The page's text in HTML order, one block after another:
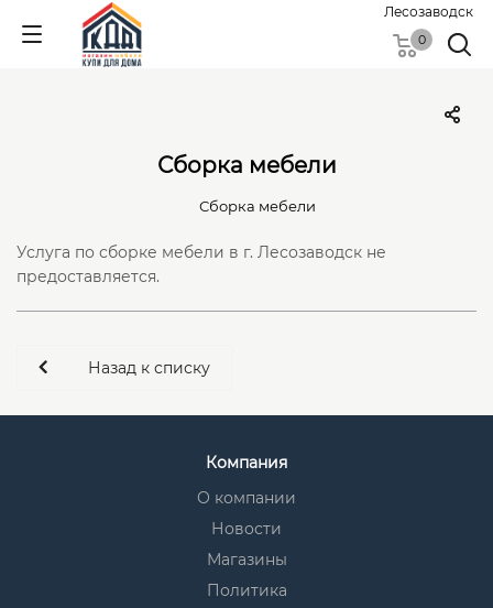
Лесозаводск
0
Сборка мебели
Сборка мебели
Услуга по сборке мебели в г. Лесозаводск не
предоставляется.
Назад к списку
Компания
О компании
Новости
Магазины
Политика